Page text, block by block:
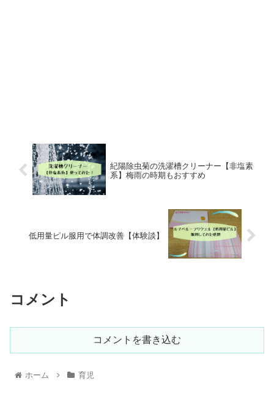
紀陽除虫菊の洗濯槽クリーナー【非塩素
系】梅雨の時期もおすすめ
低用量ピル服用で体調改善【体験談】
コメント
コメントを書き込む
ホーム 育児